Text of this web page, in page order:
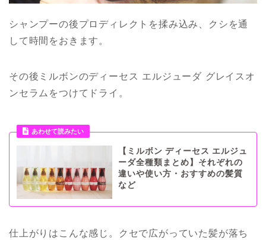
シャンプーの後プロディレクトを揉み込み、クシを通
して時間をおきます。
その後ミルボンのディーセス エルジューダ グレイスオ
ンセラムをつけてドライ。
あわせて読みたい
【ミルボン ディーセス エルジュ
ーダ全種類まとめ】それぞれの
違いや使い方・おすすめの髪質
など
仕上がりはこんな感じ。クセで広がっていた髪が落ち